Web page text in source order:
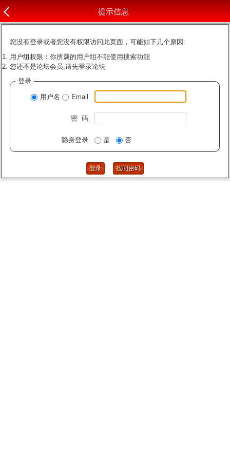
提示信息
您没有登录或者您没有权限访问此页面，可能如下几个原因:
用户组权限：你所属的用户组不能使用搜索功能
您还不是论坛会员,请先登录论坛
登录
用户名 Email
密 码
隐身登录 是 否